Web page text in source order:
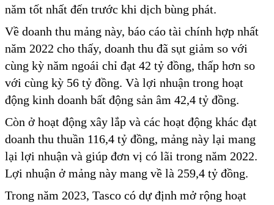
năm tốt nhất đến trước khi dịch bùng phát.
Về doanh thu mảng này, báo cáo tài chính hợp nhất
năm 2022 cho thấy, doanh thu đã sụt giảm so với
cùng kỳ năm ngoái chỉ đạt 42 tỷ đồng, thấp hơn so
với cùng kỳ 56 tỷ đồng. Và lợi nhuận trong hoạt
động kinh doanh bất động sản âm 42,4 tỷ đồng.
Còn ở hoạt động xây lắp và các hoạt động khác đạt
doanh thu thuần 116,4 tỷ đồng, mảng này lại mang
lại lợi nhuận và giúp đơn vị có lãi trong năm 2022.
Lợi nhuận ở mảng này mang về là 259,4 tỷ đồng.
Trong năm 2023, Tasco có dự định mở rộng hoạt